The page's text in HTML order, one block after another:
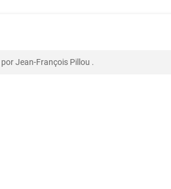
porJean-François Pillou .